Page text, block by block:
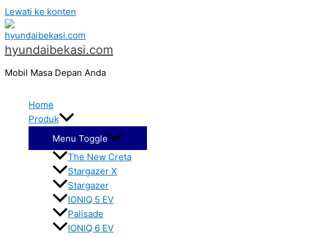
Lewati ke konten
hyundaibekasi.com
Mobil Masa Depan Anda
Home
Produk
Menu Toggle
The New Creta
Stargazer X
Stargazer
IONIQ 5 EV
Palisade
IONIQ 6 EV